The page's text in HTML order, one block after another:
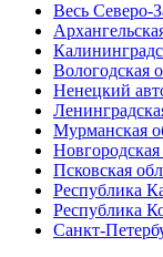
Весь Северо-
Вологодская
Ненецкий
Мурманская
Новгородская
Псковская
Республика
Республика
Санкт-